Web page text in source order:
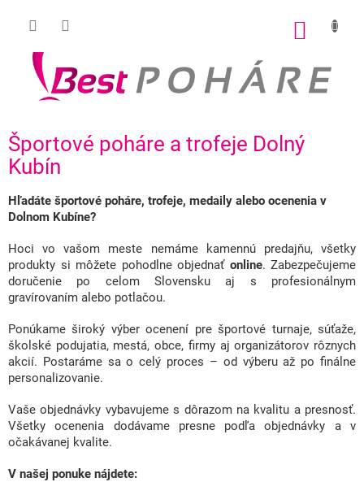
Športové poháre a trofeje Dolný
Kubín
Hľadáte športové poháre, trofeje, medaily alebo ocenenia v
Dolnom Kubíne?
Hoci vo vašom meste nemáme kamennú predajňu, všetky
produkty si môžete pohodlne objednať online. Zabezpečujeme
doručenie po celom Slovensku aj s profesionálnym
gravírovaním alebo potlačou.
Ponúkame široký výber ocenení pre športové turnaje, súťaže,
školské podujatia, mestá, obce, firmy aj organizátorov rôznych
akcií. Postaráme sa o celý proces – od výberu až po finálne
personalizovanie.
Vaše objednávky vybavujeme s dôrazom na kvalitu a presnosť.
Všetky ocenenia dodávame presne podľa objednávky a v
očakávanej kvalite.
V našej ponuke nájdete: